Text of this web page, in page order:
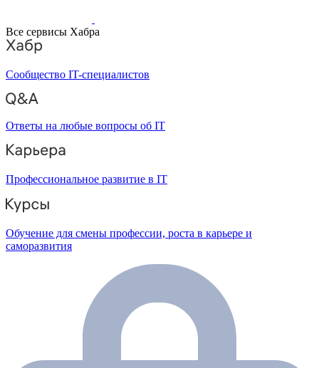
Все сервисы Хабра
Сообщество IT-специалистов
Ответы на любые вопросы об IT
Профессиональное развитие в IT
Обучение для смены профессии, роста в карьере и
саморазвития